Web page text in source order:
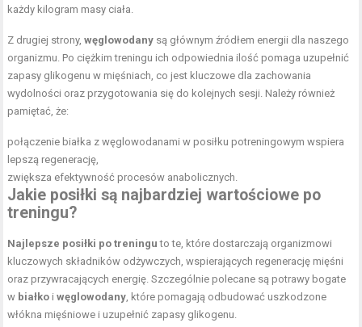
każdy kilogram masy ciała.
Z drugiej strony,węglowodany są głównym źródłem energii dla naszego
organizmu. Po ciężkim treningu ich odpowiednia ilość pomaga uzupełnić
zapasy glikogenu w mięśniach, co jest kluczowe dla zachowania
wydolności oraz przygotowania się do kolejnych sesji. Należy również
pamiętać, że:
połączenie białka z węglowodanami w posiłku potreningowym wspiera
lepszą regenerację,
zwiększa efektywność procesów anabolicznych.
Jakie posiłki są najbardziej wartościowe po
treningu?
Najlepsze posiłki po treningu to te, które dostarczają organizmowi
kluczowych składników odżywczych, wspierających regenerację mięśni
oraz przywracających energię. Szczególnie polecane są potrawy bogate
w białko iwęglowodany, które pomagają odbudować uszkodzone
włókna mięśniowe i uzupełnić zapasy glikogenu.